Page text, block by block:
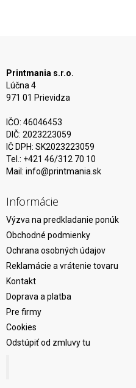
Printmania s.r.o.
Lúčna 4
971 01 Prievidza
IČO: 46046453
DIČ: 2023223059
IČ DPH: SK2023223059
Tel.: +421 46/312 70 10
Mail: info@printmania.sk
Informácie
Výzva na predkladanie ponúk
Obchodné podmienky
Ochrana osobných údajov
Reklamácie a vrátenie tovaru
Kontakt
Doprava a platba
Pre firmy
Cookies
Odstúpiť od zmluvy tu